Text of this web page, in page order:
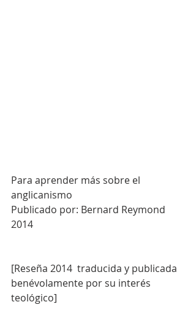
Para aprender más sobre el
anglicanismo
Publicado por: Bernard Reymond
2014
[Reseña 2014  traducida y publicada
benévolamente por su interés
teológico]